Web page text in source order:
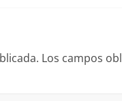
Los campos